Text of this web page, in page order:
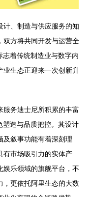
计、制造与供应服务的知
双方将共同开发与运营全
着传统制造业与数字内
业生态正迎来一次创新升
服务迪士尼所积累的丰富
塑造与品质把控。其设计
及叙事功能有着深刻理
有市场吸引力的实体产
娱乐领域的旗舰平台，不
，更依托阿里生态的大数